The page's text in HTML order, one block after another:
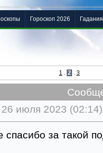
1 . 2 . 3
26 июля 2023 (02:14)
спасибо за такой
Гороскоп 2026 Гадания